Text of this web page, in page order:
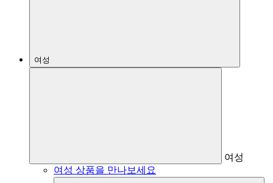
여성
여성
여성 상품을 만나보세요